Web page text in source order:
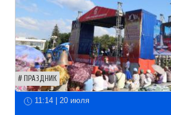
ПРАЗДНИК
11:14 | 20 июля